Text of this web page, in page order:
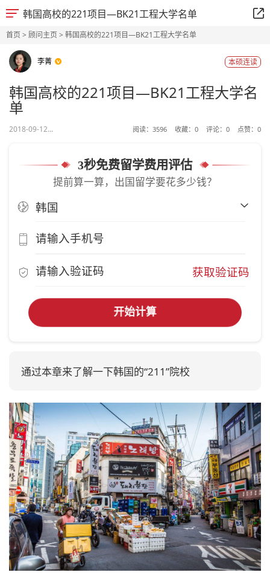
韩国高校的221项目—BK21工程大学名单
首页> 顾问主页> 韩国高校的221项目—BK21工程大学名单
李菁 本硕连读
韩国高校的221项目—BK21工程大学名
单
2018-09-12... 阅读： 3596 收藏： 0 评论： 0 点赞： 0
3秒免费留学费用评估
提前算一算，出国留学要花多少钱？
获取验证码
开始计算
通过本章来了解一下韩国的“211”院校